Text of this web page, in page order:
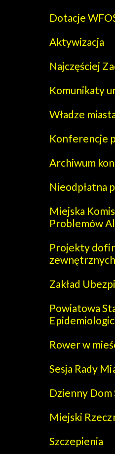
Dotacje
Aktywizacja
Najczęściej
Komunikaty
Władze
Konferencje
Archiwum
Nieodpłatna
Miejska
Problemów
Projekty
zewnętrznych
Zakład
Powiatowa
Rower w
Sesja Rady
Dzienny Dom
Miejski
Szczepienia